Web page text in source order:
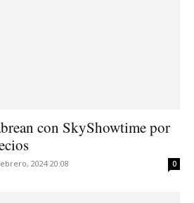
con SkyShowtime por
2024 20:08 0